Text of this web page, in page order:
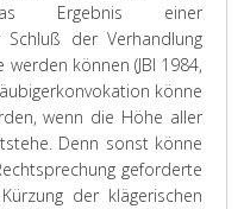
Ergebnis einer
der Verhandlung
können (JBl 1984,
könne
wenn die Höhe aller
Denn sonst könne
geforderte
der klägerischen